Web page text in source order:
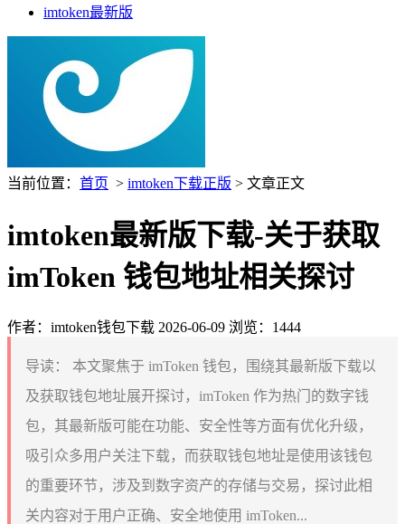
imtoken最新版
当前位置： 首页 > imtoken下载正版 > 文章正文
imtoken最新版下载-关于获取
imToken 钱包地址相关探讨
作者：imtoken钱包下载 2026-06-09 浏览：1444
导读：
本文聚焦于 imToken 钱包，围绕其最新版下载以
及获取钱包地址展开探讨，imToken 作为热门的数字钱
包，其最新版可能在功能、安全性等方面有优化升级，
吸引众多用户关注下载，而获取钱包地址是使用该钱包
的重要环节，涉及到数字资产的存储与交易，探讨此相
关内容对于用户正确、安全地使用 imToken...